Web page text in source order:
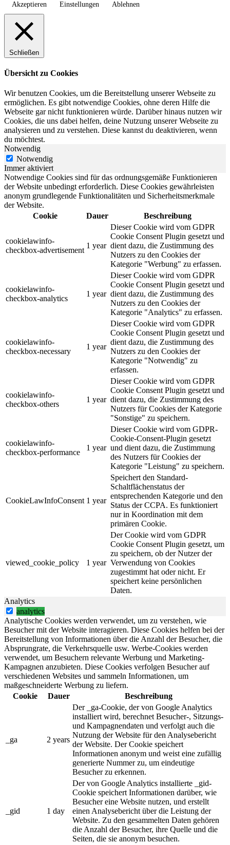
Akzeptieren Einstellungen Ablehnen
Schließen
Übersicht zu Cookies
Wir benutzen Cookies, um die Bereitstellung unserer Webseite zu
ermöglichen. Es gibt notwendige Cookies, ohne deren Hilfe die
Webseite gar nicht funktionieren würde. Darüber hinaus nutzen wir
Cookies, die uns dabei helfen, deine Nutzung unserer Webseite zu
analysieren und zu verstehen. Diese kannst du deaktivieren, wenn
du möchtest.
Notwendig
Notwendig
Immer aktiviert
Notwendige Cookies sind für das ordnungsgemäße Funktionieren
der Website unbedingt erforderlich. Diese Cookies gewährleisten
anonym grundlegende Funktionalitäten und Sicherheitsmerkmale
der Website.
Cookie
Dauer Beschreibung
cookielawinfo-
checkbox-advertisement
1 year
Dieser Cookie wird vom GDPR
Cookie Consent Plugin gesetzt und
dient dazu, die Zustimmung des
Nutzers zu den Cookies der
Kategorie "Werbung" zu erfassen.
cookielawinfo-
checkbox-analytics
1 year
Dieser Cookie wird vom GDPR
Cookie Consent Plugin gesetzt und
dient dazu, die Zustimmung des
Nutzers zu den Cookies der
Kategorie "Analytics" zu erfassen.
cookielawinfo-
checkbox-necessary
1 year
Dieser Cookie wird vom GDPR
Cookie Consent Plugin gesetzt und
dient dazu, die Zustimmung des
Nutzers zu den Cookies der
Kategorie "Notwendig" zu
erfassen.
cookielawinfo-
checkbox-others
1 year
Dieser Cookie wird vom GDPR
Cookie Consent Plugin gesetzt und
dient dazu, die Zustimmung des
Nutzers für Cookies der Kategorie
"Sonstige" zu speichern.
cookielawinfo-
checkbox-performance
1 year
Dieser Cookie wird vom GDPR-
Cookie-Consent-Plugin gesetzt
und dient dazu, die Zustimmung
des Nutzers für Cookies der
Kategorie "Leistung" zu speichern.
CookieLawInfoConsent 1 year
Speichert den Standard-
Schaltflächenstatus der
entsprechenden Kategorie und den
Status der CCPA. Es funktioniert
nur in Koordination mit dem
primären Cookie.
viewed_cookie_policy 1 year
Der Cookie wird vom GDPR
Cookie Consent Plugin gesetzt, um
zu speichern, ob der Nutzer der
Verwendung von Cookies
zugestimmt hat oder nicht. Er
speichert keine persönlichen
Daten.
Analytics
analytics
Analytische Cookies werden verwendet, um zu verstehen, wie
Besucher mit der Website interagieren. Diese Cookies helfen bei der
Bereitstellung von Informationen über die Anzahl der Besucher, die
Absprungrate, die Verkehrsquelle usw. Werbe-Cookies werden
verwendet, um Besuchern relevante Werbung und Marketing-
Kampagnen anzubieten. Diese Cookies verfolgen Besucher auf
verschiedenen Websites und sammeln Informationen, um
maßgeschneiderte Werbung zu liefern.
Cookie
Dauer Beschreibung
_ga 2 years
Der _ga-Cookie, der von Google Analytics
installiert wird, berechnet Besucher-, Sitzungs-
und Kampagnendaten und verfolgt auch die
Nutzung der Website für den Analysebericht
der Website. Der Cookie speichert
Informationen anonym und weist eine zufällig
generierte Nummer zu, um eindeutige
Besucher zu erkennen.
_gid 1 day
Der von Google Analytics installierte _gid-
Cookie speichert Informationen darüber, wie
Besucher eine Website nutzen, und erstellt
einen Analysebericht über die Leistung der
Website. Zu den gesammelten Daten gehören
die Anzahl der Besucher, ihre Quelle und die
Seiten, die sie anonym besuchen.